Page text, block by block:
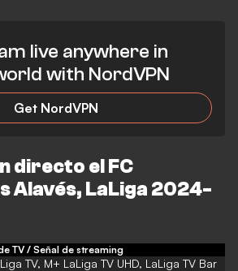
live anywhere in
with NordVPN
Get NordVPN
directo el FC
Alavés, LaLiga 2024-
TV / Señal de streaming
TV, M+ LaLiga TV UHD, LaLiga TV Bar